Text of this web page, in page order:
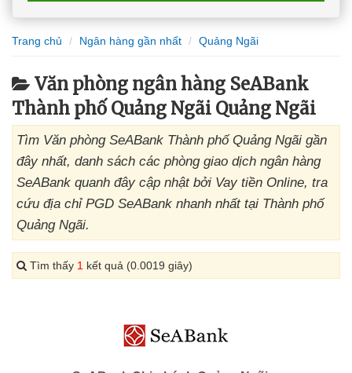
Trang chủ Ngân hàng gần nhất Quảng Ngãi
Văn phòng ngân hàng SeABank
Thành phố Quảng Ngãi Quảng Ngãi
Tìm Văn phòng SeABank Thành phố Quảng Ngãi gần
đây nhất, danh sách các phòng giao dịch ngân hàng
SeABank quanh đây cập nhật bởi Vay tiền Online, tra
cứu địa chỉ PGD SeABank nhanh nhất tại Thành phố
Quảng Ngãi.
Tìm thấy 1 kết quả (0.0019 giây)